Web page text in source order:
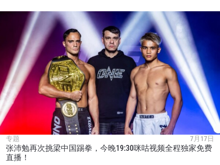
专题 7月17日
张沛勉再次挑梁中国踢拳，今晚19:30咪咕视频全程独家免费
直播！